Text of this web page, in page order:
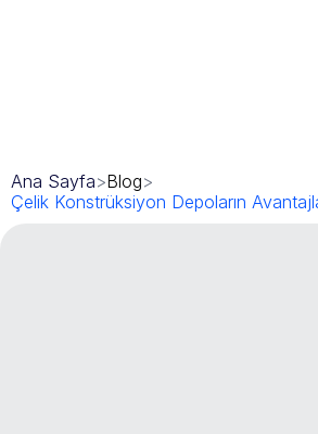
Ana Sayfa>Blog>
Çelik Konstrüksiyon Depoların